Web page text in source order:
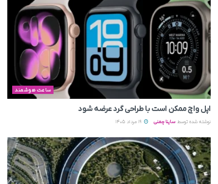
ساعت هوشمند
اپل واچ ممکن است با طراحی گرد عرضه شود
نوشته شده توسط ساینا چمنی